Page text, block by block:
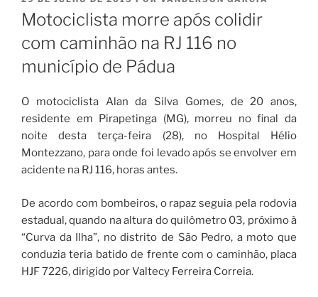
EM
Motociclista morre após colidir
com caminhão na RJ 116 no
município de Pádua
O motociclista Alan da Silva Gomes, de 20 anos,
residente em Pirapetinga (MG), morreu no final da
noite desta terça-feira (28), no Hospital Hélio
Montezzano, para onde foi levado após se envolver em
acidente na RJ 116, horas antes.
De acordo com bombeiros, o rapaz seguia pela rodovia
estadual, quando na altura do quilômetro 03, próximo à
“Curva da Ilha”, no distrito de São Pedro, a moto que
conduzia teria batido de frente com o caminhão, placa
HJF 7226, dirigido por Valtecy Ferreira Correia.